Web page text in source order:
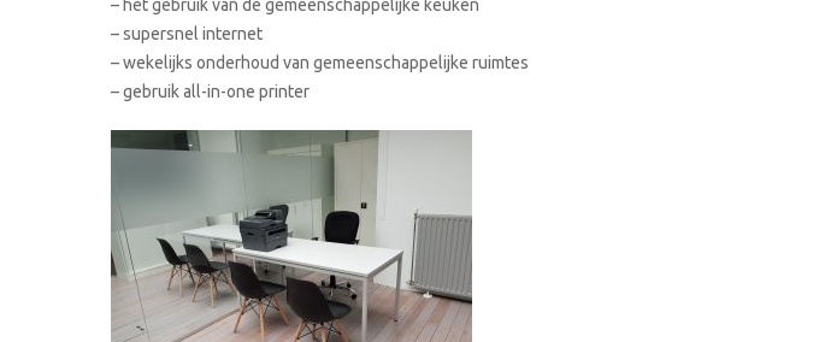
– het gebruik van de gemeenschappelijke keuken
– supersnel internet
– wekelijks onderhoud van gemeenschappelijke ruimtes
– gebruik all-in-one printer